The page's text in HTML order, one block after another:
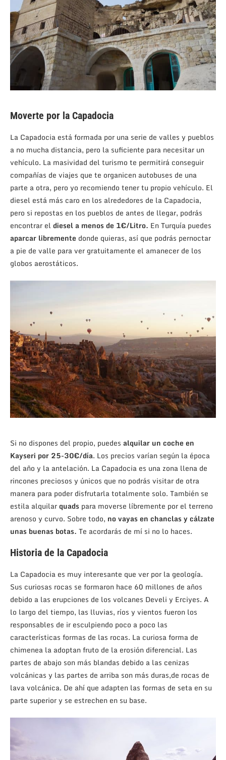
Moverte por la Capadocia
La Capadocia está formada por una serie de valles y pueblos
a no mucha distancia, pero la suficiente para necesitar un
vehículo. La masividad del turismo te permitirá conseguir
compañías de viajes que te organicen autobuses de una
parte a otra, pero yo recomiendo tener tu propio vehículo. El
diesel está más caro en los alrededores de la Capadocia,
pero si repostas en los pueblos de antes de llegar, podrás
encontrar el diesel a menos de 1€/Litro. En Turquía puedes
aparcar libremente donde quieras, así que podrás pernoctar
a pie de valle para ver gratuitamente el amanecer de los
globos aerostáticos.
Si no dispones del propio, puedes alquilar un coche en
Kayseri por 25-30€/día. Los precios varían según la época
del año y la antelación. La Capadocia es una zona llena de
rincones preciosos y únicos que no podrás visitar de otra
manera para poder disfrutarla totalmente solo. También se
estila alquilarquads para moverse líbremente por el terreno
arenoso y curvo. Sobre todo, no vayas en chanclas y cálzate
unas buenas botas. Te acordarás de mí si no lo haces.
Historia de la Capadocia
La Capadocia es muy interesante que ver por la geología.
Sus curiosas rocas se formaron hace 60 millones de años
debido a las erupciones de los volcanes Develi y Erciyes. A
lo largo del tiempo, las lluvias, ríos y vientos fueron los
responsables de ir esculpiendo poco a poco las
características formas de las rocas. La curiosa forma de
chimenea la adoptan fruto de la erosión diferencial. Las
partes de abajo son más blandas debido a las cenizas
volcánicas y las partes de arriba son más duras,de rocas de
lava volcánica. De ahí que adapten las formas de seta en su
parte superior y se estrechen en su base.